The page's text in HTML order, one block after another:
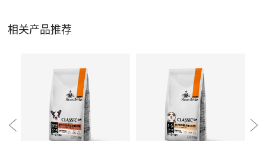
相关产品推荐